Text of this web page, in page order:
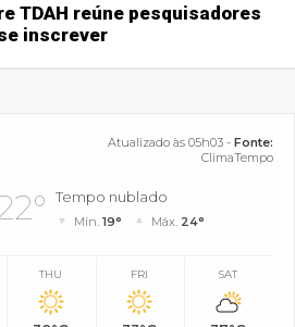
TDAH reúne pesquisadores
inscrever
Atualizado às 05h03 - Fonte:
ClimaTempo
Tempo nublado
Mín.19° Máx. 24°
THU FRI SAT